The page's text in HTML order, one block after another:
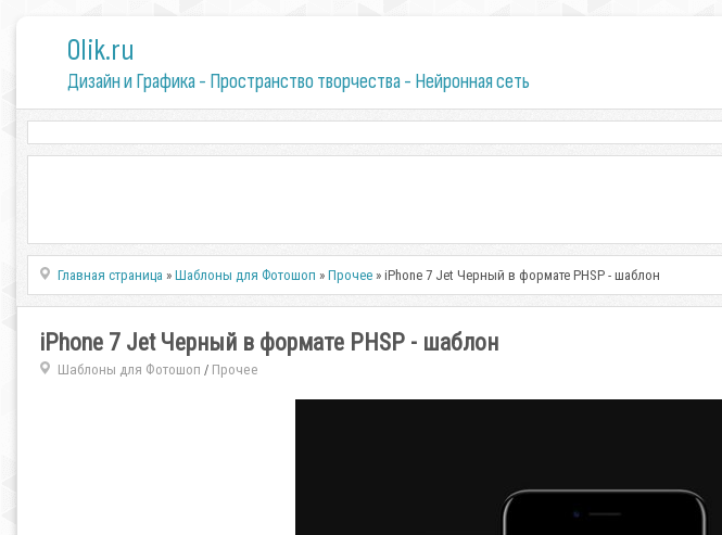
0lik.ru
Дизайн и Графика - Пространство творчества - Нейронная сеть
Главная страница »Шаблоны для Фотошоп »Прочее » iPhone 7 Jet Черный в формате PHSP - шаблон
iPhone 7 Jet Черный в формате PHSP - шаблон
Шаблоны для Фотошоп / Прочее